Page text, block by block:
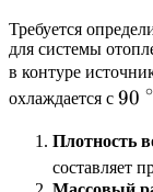
Требуется
для системы
в контуре
охлаждается с 90 ∘
Плотность
составляет